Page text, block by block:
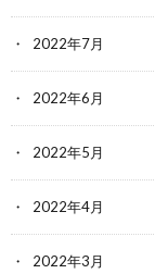
2022年7月
2022年6月
2022年5月
2022年4月
2022年3月